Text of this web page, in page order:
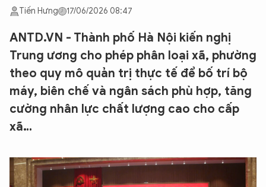
Tiến Hưng 17/06/2026 08:47
ANTD.VN - Thành phố Hà Nội kiến nghị
Trung ương cho phép phân loại xã, phường
theo quy mô quản trị thực tế để bố trí bộ
máy, biên chế và ngân sách phù hợp, tăng
cường nhân lực chất lượng cao cho cấp
xã…